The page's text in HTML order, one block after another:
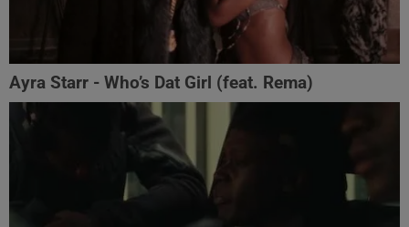
Ayra Starr - Who’s Dat Girl (feat. Rema)